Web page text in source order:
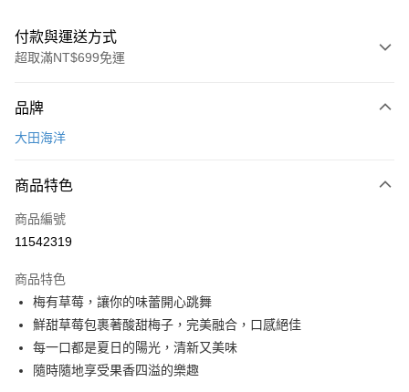
付款與運送方式
超取滿NT$699免運
信用卡一次付款
LINE Pay
Apple Pay
悠遊付
全盈+PAY
AFTEE先享後付
相關說明
品牌
大田海洋
商品特色
商品編號
11542319
商品特色
梅有草莓，讓你的味蕾開心跳舞
鮮甜草莓包裹著酸甜梅子，完美融合，口感絕佳
每一口都是夏日的陽光，清新又美味
隨時隨地享受果香四溢的樂趣